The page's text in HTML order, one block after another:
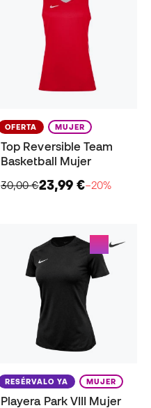
OFERTA MUJER
Top Reversible Team
Basketball Mujer
30,00 €23,99 €−20%
RESÉRVALO YA MUJER
Playera Park VIII Mujer